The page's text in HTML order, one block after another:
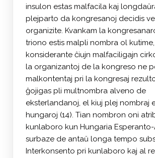
insulon estas malfacila kaj
plejparto da kongresanoj decidis
organizite. Kvankam la
triono estis malpli nombra ol kutime,
konsiderante ĉiujn malfaciligajn
la organizantoj de la kongreso ne
malkontentaj pri la kongresaj
ĝojigas pli multnombra alveno de
eksterlandanoj, el kiuj plej nombraj
hungaroj (14). Tian nombron oni
kunlaboro kun Hungaria
surbaze de antaŭ longa tempo
Interkonsento pri kunlaboro kaj al